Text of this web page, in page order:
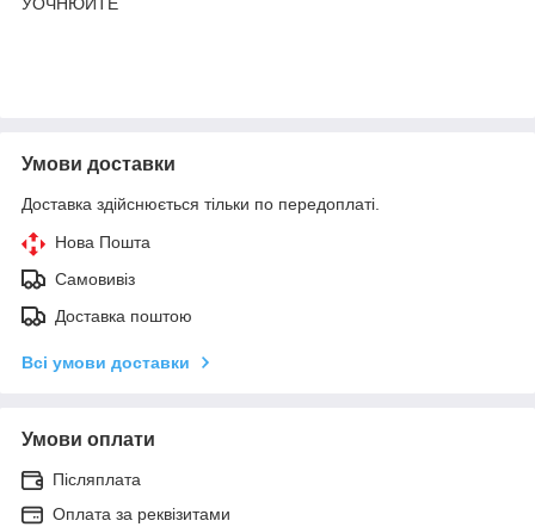
Умови доставки
Доставка здійснюється тільки по передоплаті.
Нова Пошта
Самовивіз
Доставка поштою
Всі умови доставки
Умови оплати
Післяплата
Оплата за реквізитами